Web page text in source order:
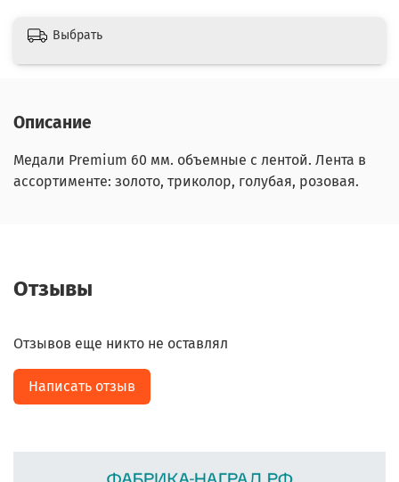
Выбрать
Описание
Медали Premium 60 мм. объемные с лентой. Лента в
ассортименте: золото, триколор, голубая, розовая.
Отзывы
Отзывов еще никто не оставлял
Написать отзыв